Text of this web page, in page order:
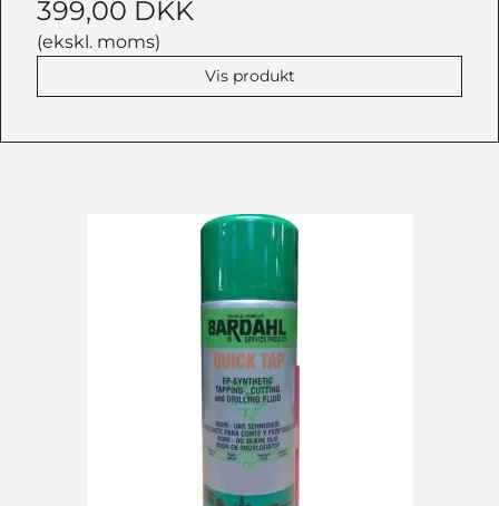
399,00 DKK
(ekskl. moms)
Vis produkt